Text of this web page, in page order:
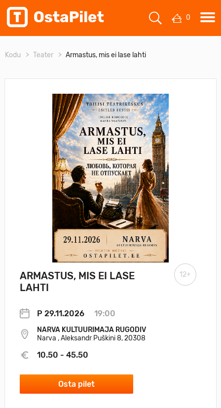
0
Kodu Teater Armastus, mis ei lase lahti
ARMASTUS, MIS EI LASE
LAHTI
P 29.11.2026 19:00
NARVA KULTUURIMAJA RUGODIV
Narva , Aleksandr Puškini 8, 20308
10.50 - 45.50
Osta pilet
12+